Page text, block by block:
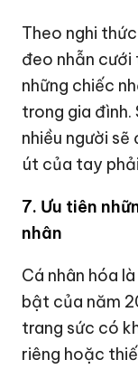
Theo nghi
đeo nhẫn cưới
những chiếc
trong gia đình.
nhiều người sẽ
út của tay
7. Ưu tiên
nhân
Cá nhân hóa
bật của năm
trang sức có
riêng hoặc